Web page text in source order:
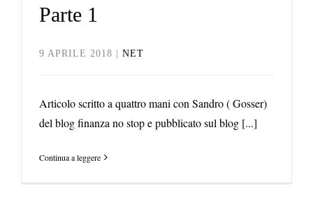
Parte 1
9 APRILE 2018 NET
Articolo scritto a quattro mani con Sandro ( Gosser)
del blog finanza no stop e pubblicato sul blog [...]
Continua a leggere